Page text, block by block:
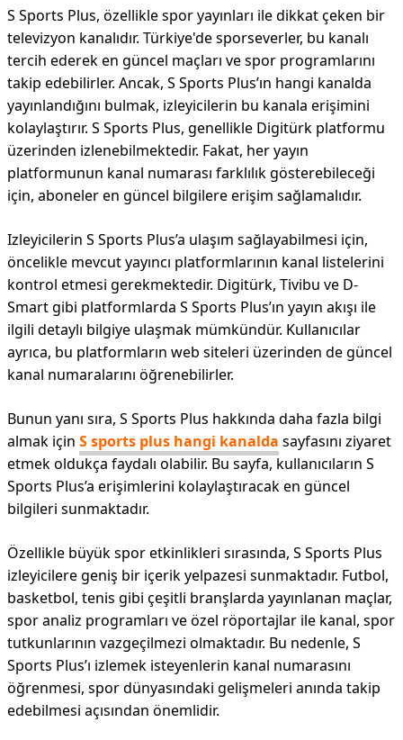
S Sports Plus, özellikle spor yayınları ile dikkat çeken bir
televizyon kanalıdır. Türkiye'de sporseverler, bu kanalı
tercih ederek en güncel maçları ve spor programlarını
takip edebilirler. Ancak, S Sports Plus’ın hangi kanalda
yayınlandığını bulmak, izleyicilerin bu kanala erişimini
kolaylaştırır. S Sports Plus, genellikle Digitürk platformu
üzerinden izlenebilmektedir. Fakat, her yayın
platformunun kanal numarası farklılık gösterebileceği
için, aboneler en güncel bilgilere erişim sağlamalıdır.
Izleyicilerin S Sports Plus’a ulaşım sağlayabilmesi için,
öncelikle mevcut yayıncı platformlarının kanal listelerini
kontrol etmesi gerekmektedir. Digitürk, Tivibu ve D-
Smart gibi platformlarda S Sports Plus’ın yayın akışı ile
ilgili detaylı bilgiye ulaşmak mümkündür. Kullanıcılar
ayrıca, bu platformların web siteleri üzerinden de güncel
kanal numaralarını öğrenebilirler.
Bunun yanı sıra, S Sports Plus hakkında daha fazla bilgi
almak için S sports plus hangi kanalda sayfasını ziyaret
etmek oldukça faydalı olabilir. Bu sayfa, kullanıcıların S
Sports Plus’a erişimlerini kolaylaştıracak en güncel
bilgileri sunmaktadır.
Özellikle büyük spor etkinlikleri sırasında, S Sports Plus
izleyicilere geniş bir içerik yelpazesi sunmaktadır. Futbol,
basketbol, tenis gibi çeşitli branşlarda yayınlanan maçlar,
spor analiz programları ve özel röportajlar ile kanal, spor
tutkunlarının vazgeçilmezi olmaktadır. Bu nedenle, S
Sports Plus’ı izlemek isteyenlerin kanal numarasını
öğrenmesi, spor dünyasındaki gelişmeleri anında takip
edebilmesi açısından önemlidir.